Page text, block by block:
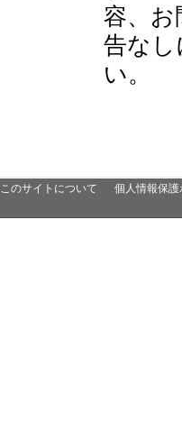
容、お
告な
い。
このサイトについて 個人情報保護